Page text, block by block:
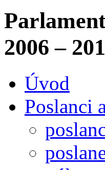
2006 –
Úvod
Poslanci